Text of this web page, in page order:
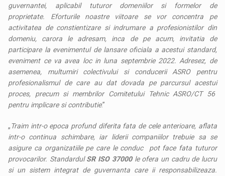
guvernantei, aplicabil tuturor domeniilor si formelor de
proprietate. Eforturile noastre viitoare se vor concentra pe
activitatea de constientizare si indrumare a profesionistilor din
domeniu, carora le adresam, inca de pe acum, invitatia de
participare la evenimentul de lansare oficiala a acestui standard,
eveniment ce va avea loc in luna septembrie 2022. Adresez, de
asemenea, multumiri colectivului si conducerii ASRO pentru
profesionalismul de care au dat dovada pe parcursul acestui
proces, precum si membrilor Comitetului Tehnic ASRO/CT 56
pentru implicare si contributie.”
„Traim intr-o epoca profund diferita fata de cele anterioare, aflata
intr-o continua schimbare, iar liderii companiilor trebuie sa se
asigure ca organizatiile pe care le conduc pot face fata tuturor
provocarilor. StandardulSR ISO 37000le ofera un cadru de lucru
si un sistem integrat de guvernanta care ii responsabilizeaza.